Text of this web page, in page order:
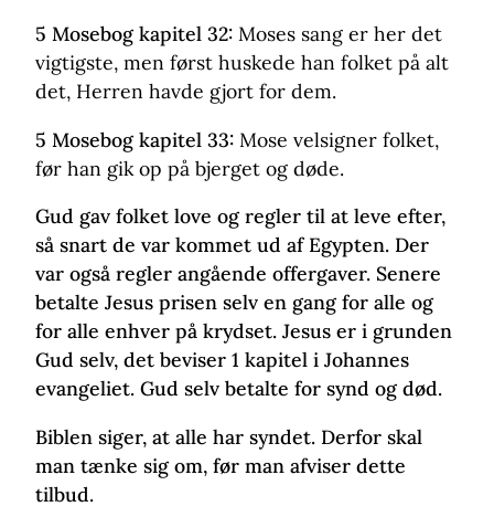
5 Mosebog kapitel 32: Moses sang er her det
vigtigste, men først huskede han folket på alt
det, Herren havde gjort for dem.
5 Mosebog kapitel 33: Mose velsigner folket,
før han gik op på bjerget og døde.
Gud gav folket love og regler til at leve efter,
så snart de var kommet ud af Egypten. Der
var også regler angående offergaver. Senere
betalte Jesus prisen selv en gang for alle og
for alle enhver på krydset. Jesus er i grunden
Gud selv, det beviser 1 kapitel i Johannes
evangeliet. Gud selv betalte for synd og død.
Biblen siger, at alle har syndet. Derfor skal
man tænke sig om, før man afviser dette
tilbud.